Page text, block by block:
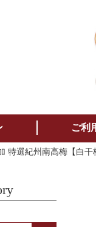
ご利
特選紀州南高梅【白干